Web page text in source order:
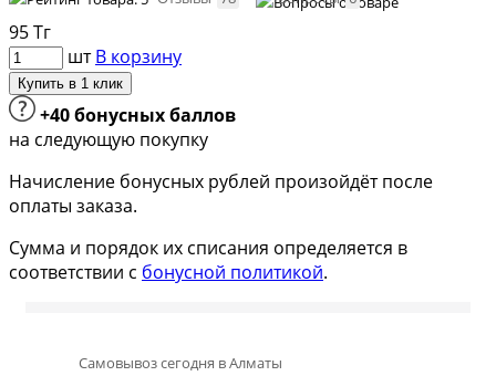
95Тг
шт В корзину
Купить в 1 клик
+40 бонусных баллов
на следующую покупку
Начисление бонусных рублей произойдёт после
оплаты заказа.
Сумма и порядок их списания определяется в
соответствии с бонусной политикой.
Самовывоз сегодня в Алматы